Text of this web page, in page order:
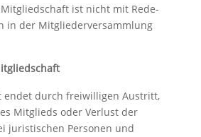
ist nicht mit Rede-
in der Mitgliederversammlung
endet durch freiwilligen Austritt,
Mitglieds oder Verlust der
juristischen Personen und